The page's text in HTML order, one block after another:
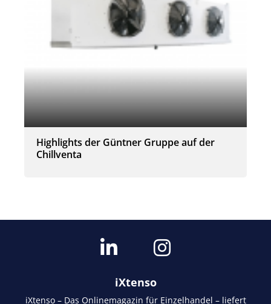
Highlights der Güntner Gruppe auf der
Chillventa
iXtenso
iXtenso – Das Onlinemagazin für Einzelhandel – liefert